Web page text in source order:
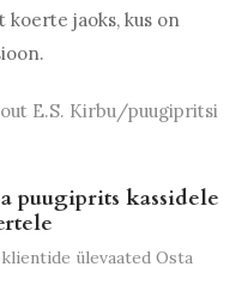
koerte jaoks, kus on
E.S. Kirbu/puugipritsi
puugiprits kassidele
ülevaated Osta